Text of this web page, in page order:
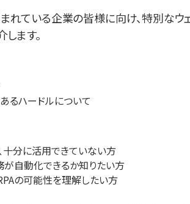
ている企業の皆様に向け、特別なウ
ます。
るハードルについて
十分に活用できていない方
が自動化できるか知りたい方
の可能性を理解したい方